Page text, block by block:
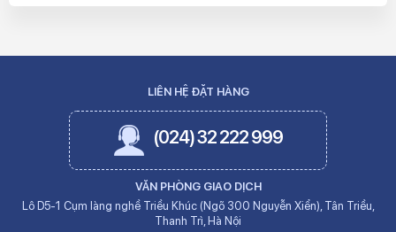
LIÊN HỆ ĐẶT HÀNG
(024) 32 222 999
VĂN PHÒNG GIAO DỊCH
Lô D5-1 Cụm làng nghề Triều Khúc (Ngõ 300 Nguyễn Xiển), Tân Triều,
Thanh Trì, Hà Nội